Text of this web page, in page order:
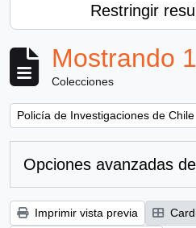
Restringir
Mostrando
Colecciones
Remove filter:
Policía de Investigaciones de Chile
Opciones avanzadas
Imprimir vista previa